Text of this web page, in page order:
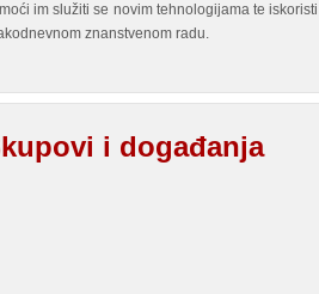
im služiti se novim tehnologijama te
znanstvenom radu.
i događanja